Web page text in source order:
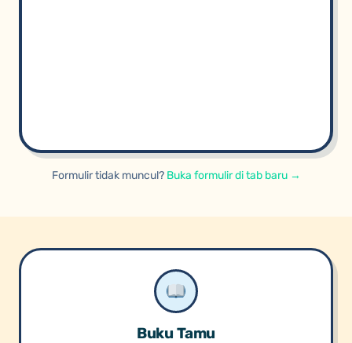
Formulir tidak muncul? Buka formulir di tab baru →
Buku Tamu